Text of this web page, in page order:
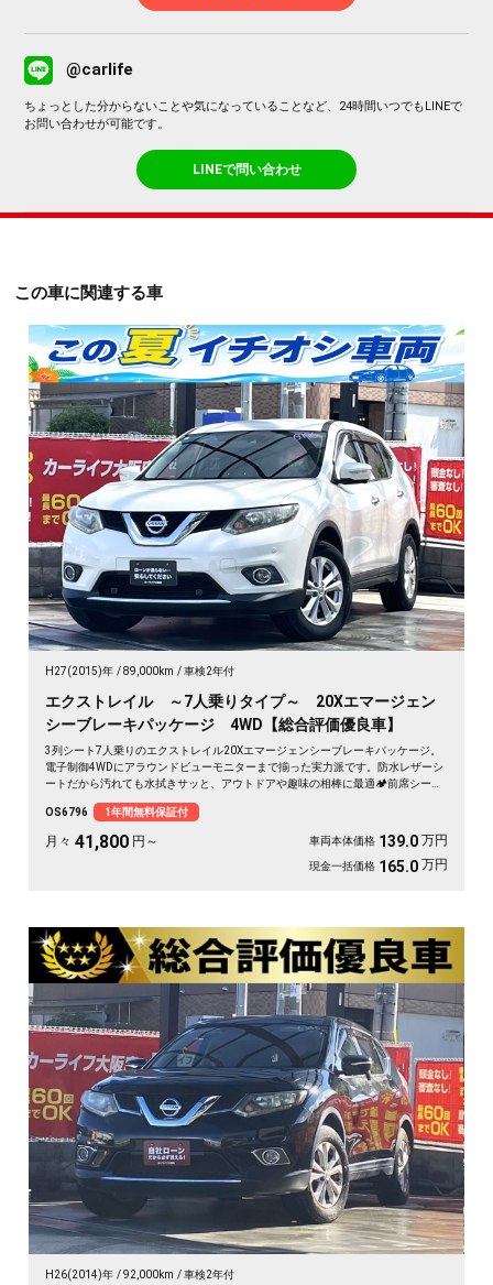
@carlife
ちょっとした分からないことや気になっていることなど、24時間いつでもLINEで
お問い合わせが可能です。
LINEで問い合わせ
この車に関連する車
H27(2015)年 89,000km 車検2年付
エクストレイル ～7人乗りタイプ～ 20Xエマージェン
シーブレーキパッケージ 4WD【総合評価優良車】
3列シート7人乗りのエクストレイル20Xエマージェンシーブレーキパッケージ。
電子制御4WDにアラウンドビューモニターまで揃った実力派です。防水レザーシ
ートだから汚れても水拭きサッと、アウトドアや趣味の相棒に最適🏕️前席シート
懐の深さ。仲間との遠出も、休日の一人旅も自在に楽しめる一台です😎《1年保
証付》🚗✨💺
OS6796 1年間無料保証付
月々 41,800 円～ 車両本体価格 139.0 万円
現金一括価格 165.0 万円
H26(2014)年 92,000km 車検2年付